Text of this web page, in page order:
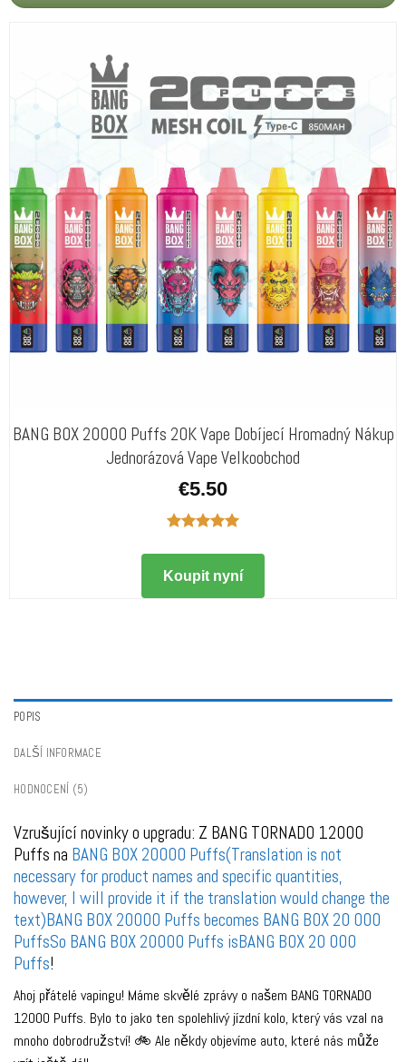
BANG BOX 20000 Puffs 20K Vape Dobíjecí Hromadný Nákup
Jednorázová Vape Velkoobchod
€5.50
5.00z 5
Koupit nyní
POPIS
DALŠÍ INFORMACE
HODNOCENÍ (5)
Vzrušující novinky o upgradu: Z BANG TORNADO 12000
Puffs na BANG BOX 20000 Puffs(Translation is not
necessary for product names and specific quantities,
however, I will provide it if the translation would change the
text)BANG BOX 20000 Puffs becomes BANG BOX 20 000
PuffsSo BANG BOX 20000 Puffs isBANG BOX 20 000
Puffs!
Ahoj přátelé vapingu! Máme skvělé zprávy o našem BANG TORNADO
12000 Puffs. Bylo to jako ten spolehlivý jízdní kolo, který vás vzal na
mnoho dobrodružství! 🚲 Ale někdy objevíme auto, které nás může